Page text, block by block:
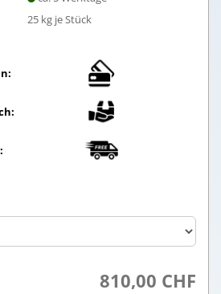
25kg je Stück
810,00 CHF